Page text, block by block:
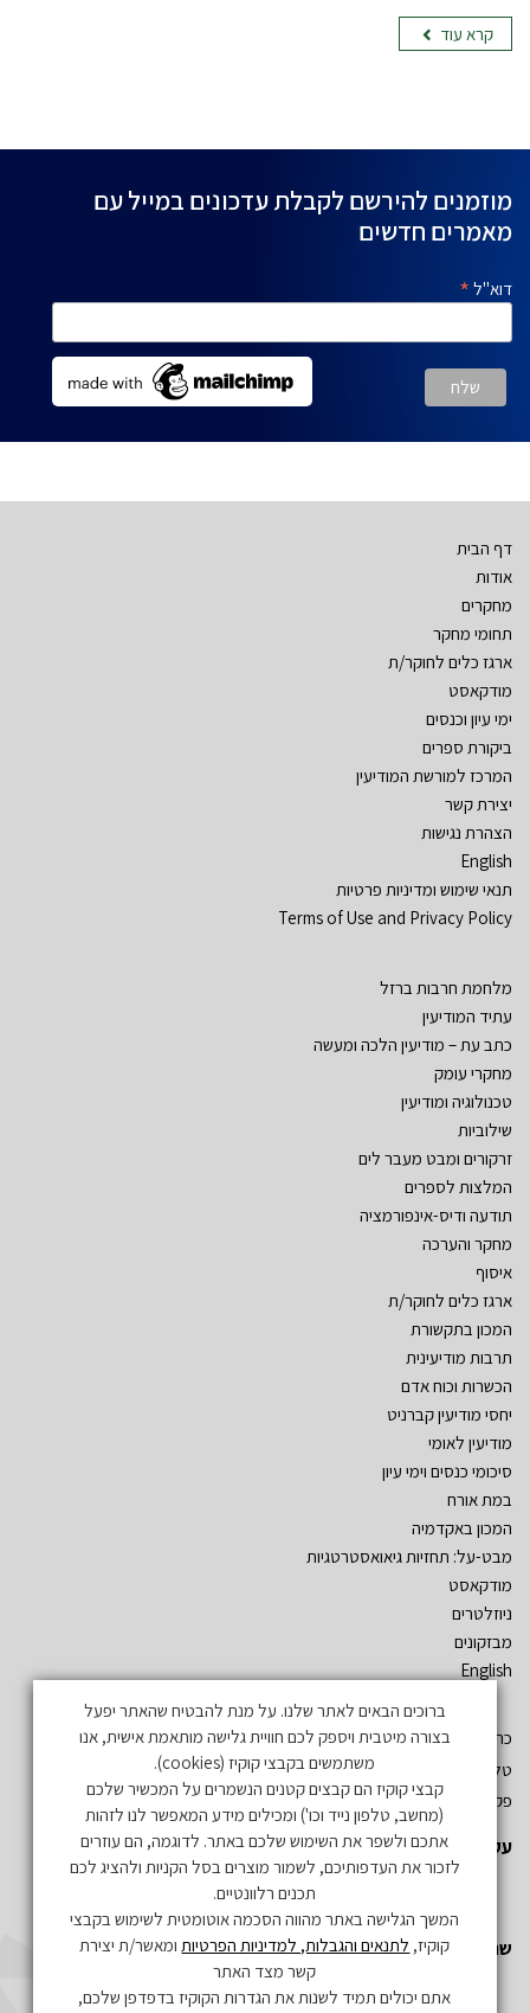
קרא עוד
מוזמנים להירשם לקבלת עדכונים במייל עם
מאמרים חדשים
דוא"ל *
דף הבית
אודות
מחקרים
תחומי מחקר
ארגז כלים לחוקר/ת
מודקאסט
ימי עיון וכנסים
ביקורת ספרים
המרכז למורשת המודיעין
יצירת קשר
הצהרת נגישות
English
תנאי שימוש ומדיניות פרטיות
Terms of Use and Privacy Policy
מלחמת חרבות ברזל
עתיד המודיעין
כתב עת – מודיעין הלכה ומעשה
מחקרי עומק
טכנולוגיה ומודיעין
שילוביות
זרקורים ומבט מעבר לים
המלצות לספרים
תודעה ודיס-אינפורמציה
מחקר והערכה
איסוף
ארגז כלים לחוקר/ת
המכון בתקשורת
תרבות מודיעינית
הכשרות וכוח אדם
יחסי מודיעין קברניט
מודיעין לאומי
סיכומי כנסים וימי עיון
במת אורח
המכון באקדמיה
מבט-על: תחזיות גיאואסטרטגיות
מודקאסט
ניוזלטרים
מבזקונים
English
כתובת: שד´ אהרון יריב – גלילות. ת.ד. 3555 רמת השרון 47134
טל: 03-5497019
פקס: 03-5497731
עקבו אחרינו
שתפו אותנו
ברוכים הבאים לאתר שלנו. על מנת להבטיח שהאתר יפעל
בצורה מיטבית ויספק לכם חוויית גלישה מותאמת אישית, אנו
משתמשים בקבצי קוקיז (cookies).
קבצי קוקיז הם קבצים קטנים הנשמרים על המכשיר שלכם
(מחשב, טלפון נייד וכו') ומכילים מידע המאפשר לנו לזהות
אתכם ולשפר את השימוש שלכם באתר. לדוגמה, הם עוזרים
לזכור את העדפותיכם, לשמור מוצרים בסל הקניות ולהציג לכם
תכנים רלוונטיים.
המשך הגלישה באתר מהווה הסכמה אוטומטית לשימוש בקבצי
קוקיז, לתנאים והגבלות, למדיניות הפרטיותומאשר/ת יצירת
קשר מצד האתר
אתם יכולים תמיד לשנות את הגדרות הקוקיז בדפדפן שלכם,